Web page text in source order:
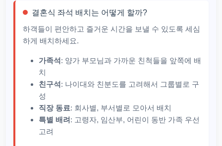
결혼식 좌석 배치는 어떻게 할까?
하객들이 편안하고 즐거운 시간을 보낼 수 있도록 세심
하게 배치하세요.
가족석 : 양가 부모님과 가까운 친척들을 앞쪽에 배
치
친구석 : 나이대와 친분도를 고려해서 그룹별로 구
성
직장 동료: 회사별, 부서별로 모아서 배치
특별 배려 : 고령자, 임산부, 어린이 동반 가족 우선
고려